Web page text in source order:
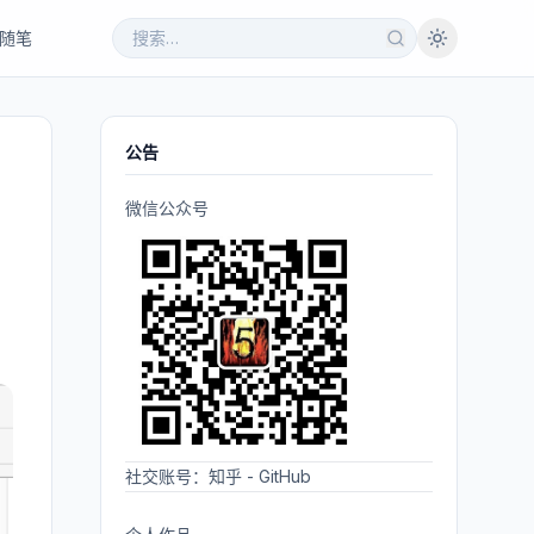
随笔
公告
微信公众号
社交账号： 知乎 - GitHub